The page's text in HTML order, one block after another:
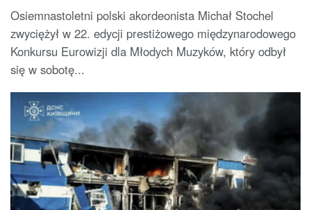
Osiemnastoletni polski akordeonista Michał Stochel
zwyciężył w 22. edycji prestiżowego międzynarodowego
Konkursu Eurowizji dla Młodych Muzyków, który odbył
się w sobotę...